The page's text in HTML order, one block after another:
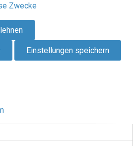
Zwecke
Einstellungen speichern